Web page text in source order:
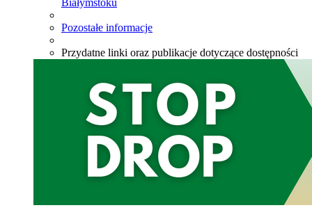
Białymstoku
Pozostałe informacje
Przydatne linki oraz publikacje dotyczące dostępności